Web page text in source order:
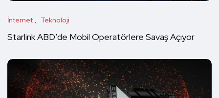
İnternet Teknoloji
Starlink ABD’de Mobil Operatörlere Savaş Açıyor